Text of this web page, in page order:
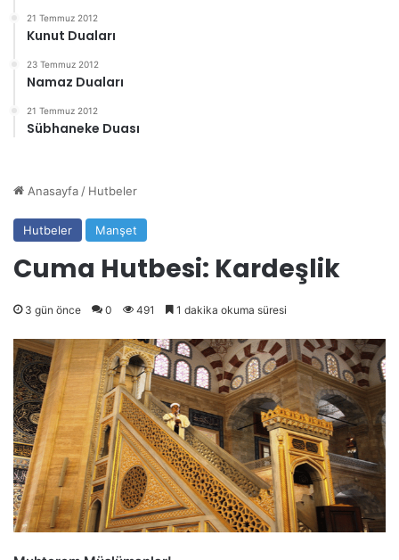
21 Temmuz 2012
Kunut Duaları
23 Temmuz 2012
Namaz Duaları
21 Temmuz 2012
Sübhaneke Duası